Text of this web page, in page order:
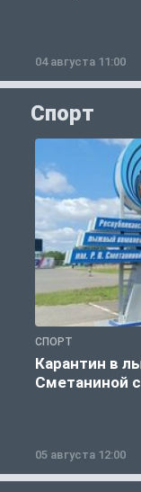
04 августа 11:00
Спорт
СПОРТ
Карантин в
Сметаниной
05 августа 12:00